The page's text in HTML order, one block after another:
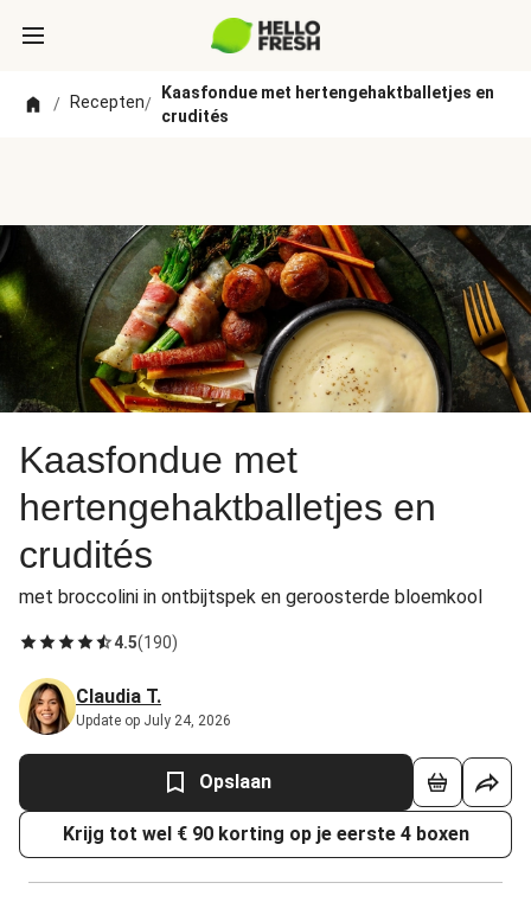
/ Recepten/
Kaasfondue met hertengehaktballetjes en
crudités
Kaasfondue met
hertengehaktballetjes en
crudités
met broccolini in ontbijtspek en geroosterde bloemkool
4.5(190)
Claudia T.
Update op July 24, 2026
Opslaan
Krijg tot wel € 90 korting op je eerste 4 boxen